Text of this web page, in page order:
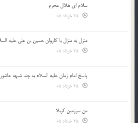
سلام ای هلال محرم
منزل به منزل با کاروان حسین بن علی علیه
پاسخ امام زمان علیه السلام به چند شبهه
من سرزمین کربلا